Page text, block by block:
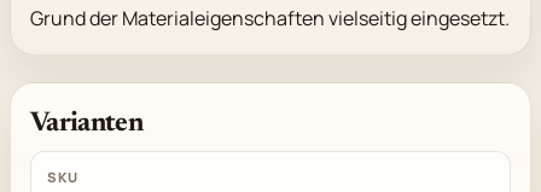
Grund der Materialeigenschaften vielseitig eingesetzt.
Varianten